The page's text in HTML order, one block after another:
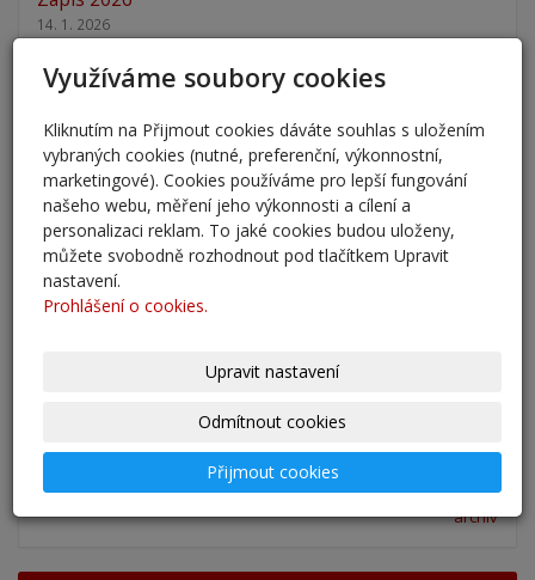
14. 1. 2026
Nový školní rok - informace
Pěšky do školy
29. 8. 2025
Adaptační kurzy
27. 8. 2025
Výsledky - přestup do 6. očníku
30. 5. 2025
archív
Využíváme soubory cookies
Kliknutím na Přijmout cookies dáváte souhlas s uložením
vybraných cookies (nutné, preferenční, výkonnostní,
marketingové). Cookies používáme pro lepší fungování
našeho webu, měření jeho výkonnosti a cílení a
personalizaci reklam. To jaké cookies budou uloženy,
můžete svobodně rozhodnout pod tlačítkem Upravit
nastavení.
Prohlášení o cookies.
Upravit nastavení
Odmítnout cookies
Přijmout cookies